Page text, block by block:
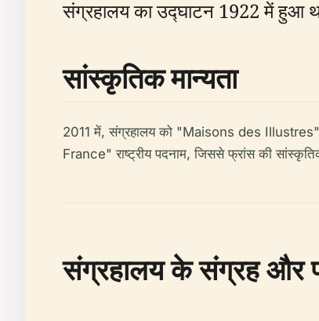
संग्रहालय का उद्घाटन 1922 में हुआ
सांस्कृतिक मान्यता
2011 में, संग्रहालय को "Maisons des Illustres"
France" राष्ट्रीय पदनाम, जिससे फ्रांस की
संग्रहालय के संग्रह और